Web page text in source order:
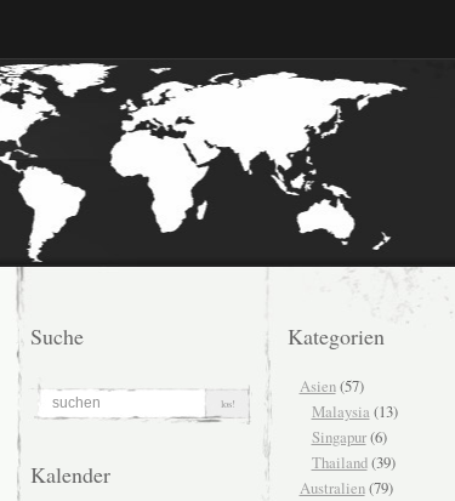
Suche
Kalender
Kategorien
Asien(57)
Malaysia(13)
Singapur(6)
Thailand(39)
Australien(79)